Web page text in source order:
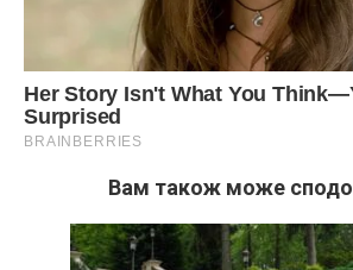
Вам також може